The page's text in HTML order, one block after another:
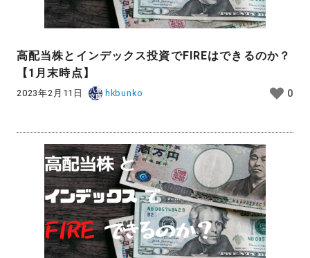
高配当株とインデックス投資でFIREはできるのか？
【1月末時点】
2023年2月11日 hkbunko 0